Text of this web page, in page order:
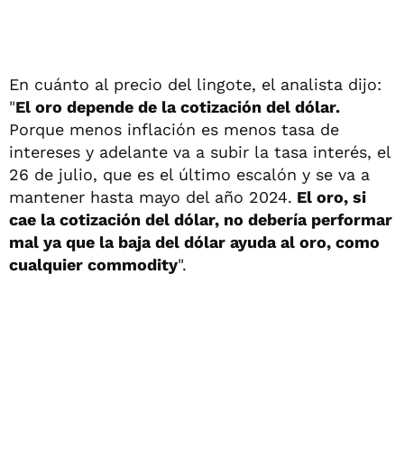
En cuánto al precio del lingote, el analista dijo:
"El oro depende de la cotización del dólar.
Porque menos inflación es menos tasa de
intereses y adelante va a subir la tasa interés, el
26 de julio, que es el último escalón y se va a
mantener hasta mayo del año 2024. El oro, si
cae la cotización del dólar, no debería performar
mal ya que la baja del dólar ayuda al oro, como
cualquier commodity".